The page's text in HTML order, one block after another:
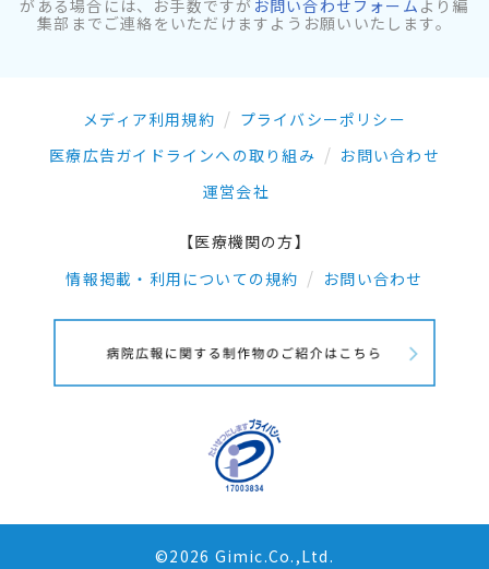
がある場合には、お手数ですが お問い合わせフォーム より編
集部までご連絡をいただけますようお願いいたします。
メディア利用規約
プライバシーポリシー
医療広告ガイドラインへの取り組み
お問い合わせ
運営会社
【医療機関の方】
情報掲載・利用についての規約
お問い合わせ
©2026 Gimic.Co.,Ltd.